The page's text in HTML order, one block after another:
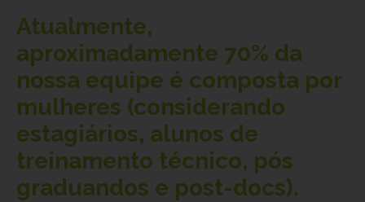
Atualmente,
aproximadamente 70% da
nossa equipe é composta por
mulheres (considerando
estagiários, alunos de
treinamento técnico, pós
graduandos e post-docs).